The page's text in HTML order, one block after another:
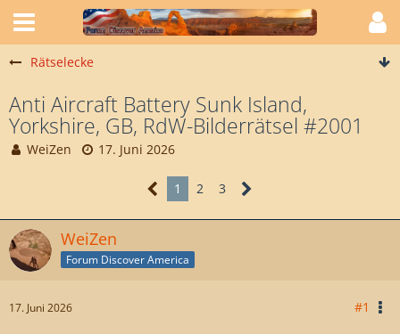
Rätselecke
Anti Aircraft Battery Sunk Island,
Yorkshire, GB, RdW-Bilderrätsel #2001
WeiZen 17. Juni 2026
1 2 3
WeiZen
Forum Discover America
17. Juni 2026 #1